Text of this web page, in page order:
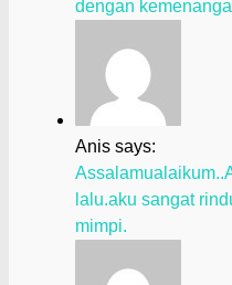
dengan
Anis says:
lalu.aku sangat
mimpi.